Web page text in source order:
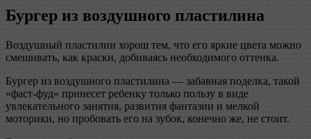
Бургер из воздушного пластилина
Воздушный пластилин хорош тем, что его яркие цвета можно
смешивать, как краски, добиваясь необходимого оттенка.
Бургер из воздушного пластилина — забавная поделка, такой
«фаст-фуд» принесет ребенку только пользу в виде
увлекательного занятия, развития фантазии и мелкой
моторики, но пробовать его на зубок, конечно же, не стоит.